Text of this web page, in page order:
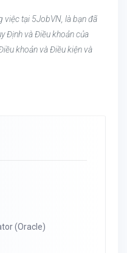
việc tại 5JobVN, là bạn đã
Định và Điều khoản của
khoản và Điều kiện và
(Oracle)